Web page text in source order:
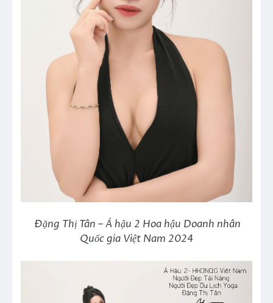
Đặng Thị Tân – Á hậu 2 Hoa hậu Doanh nhân
Quốc gia Việt Nam 2024